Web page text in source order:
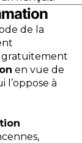
de la
gratuitement
en vue de
l’oppose à